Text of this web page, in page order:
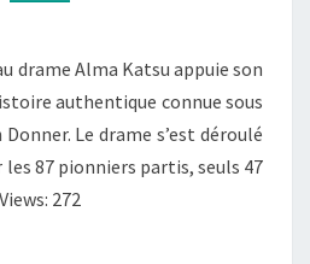
drame Alma Katsu appuie son
authentique connue sous
Le drame s’est déroulé
les 87 pionniers partis, seuls 47
272